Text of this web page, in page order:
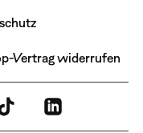
Vertrag widerrufen